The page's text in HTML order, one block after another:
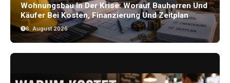
Wohnungsbau In Der Krise: Worauf Bauherren Und
Käufer Bei Kosten, Finanzierung Und Zeitplan
Achten Sollten
6. August 2026